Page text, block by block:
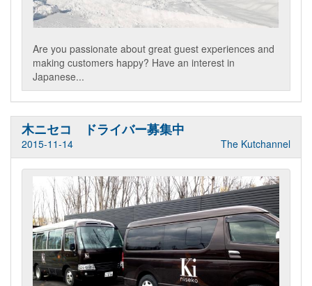
Are you passionate about great guest experiences and
making customers happy? Have an interest in
Japanese...
木ニセコ ドライバー募集中
2015-11-14
The Kutchannel